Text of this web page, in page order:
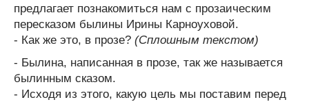
предлагает познакомиться нам с прозаическим
пересказом былины Ирины Карноуховой.
- Как же это, в прозе? (Сплошным текстом)
- Былина, написанная в прозе, так же называется
былинным сказом.
- Исходя из этого, какую цель мы поставим перед